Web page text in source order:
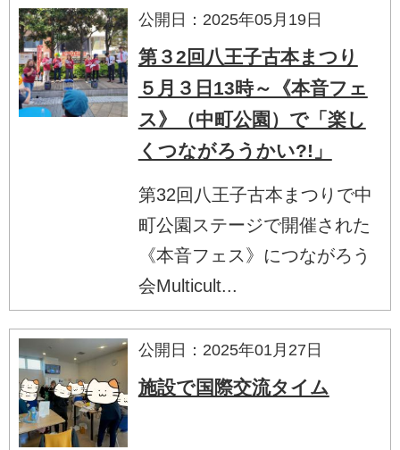
公開日：2025年05月19日
第３2回八王子古本まつり
５月３日13時～《本音フェ
ス》（中町公園）で「楽し
くつながろうかい?!」
第32回八王子古本まつりで中
町公園ステージで開催された
《本音フェス》につながろう
会Multicult...
公開日：2025年01月27日
施設で国際交流タイム